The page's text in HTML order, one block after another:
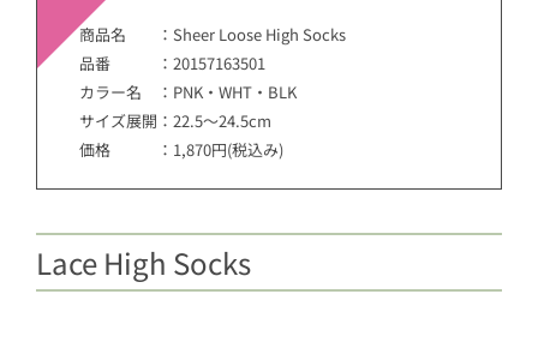
商品名 ：Sheer Loose High Socks
品番 ：20157163501
カラー名 ：PNK・WHT・BLK
サイズ展開：22.5～24.5cm
価格 ：1,870円(税込み)
Lace High Socks